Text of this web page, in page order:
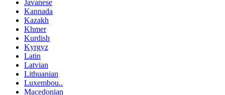
Javanese
Kannada
Kazakh
Khmer
Kurdish
Kyrgyz
Latin
Latvian
Lithuanian
Luxembou..
Macedonian